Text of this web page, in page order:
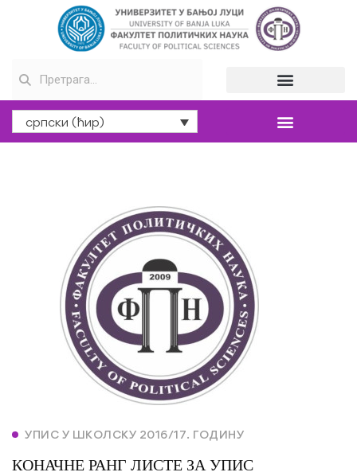
српски (ћир)
УПИС У ШКОЛСКУ 2016/17. ГОДИНУ
КОНАЧНЕ РАНГ ЛИСТЕ ЗА УПИС